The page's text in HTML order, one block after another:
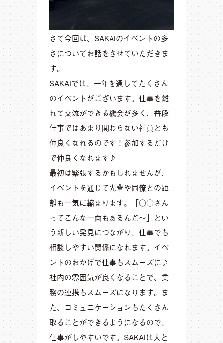
さて今回は、SAKAIのイベントの多
さについてお話をさせていただきま
す。
SAKAIでは、一年を通してたくさん
のイベントがございます。仕事を離
れて交流ができる機会が多く、普段
仕事ではあまり関わらない社員とも
仲良くなれるのです！参加するだけ
で仲良くなれます♪
最初は緊張するかもしれませんが、
イベントを通じて先輩や同僚との距
離も一気に縮まります。「○○さん
ってこんな一面もあるんだ～」とい
う新しい発見につながり、仕事でも
相談しやすい関係になれます。イベ
ントのおかげで仕事もスムーズに♪
社内の雰囲気が良くなることで、業
務の連携もスムーズになります。ま
た、コミュニケーションもたくさん
取ることができるようになるので、
仕事がしやすいです。SAKAIは人と